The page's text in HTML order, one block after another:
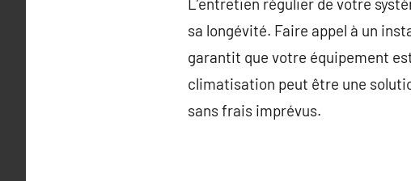
sa longévité. Faire appel à un
garantit que votre équipement
climatisation peut être une
sans frais imprévus.